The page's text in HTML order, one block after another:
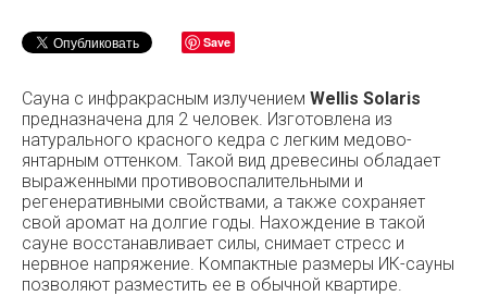
Save
Сауна с инфракрасным излучением Wellis Solaris
предназначена для 2 человек. Изготовлена из
натурального красного кедра с легким медово-
янтарным оттенком. Такой вид древесины обладает
выраженными противовоспалительными и
регенеративными свойствами, а также сохраняет
свой аромат на долгие годы. Нахождение в такой
сауне восстанавливает силы, снимает стресс и
нервное напряжение. Компактные размеры ИК-сауны
позволяют разместить ее в обычной квартире.